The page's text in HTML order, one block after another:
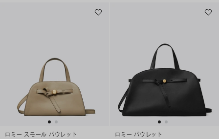
ロミー スモール バウレット
ロミー バウレット